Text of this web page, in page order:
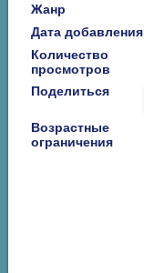
Жанр
Дата добавления
Количество
просмотров
Поделиться
Возрастные
ограничения